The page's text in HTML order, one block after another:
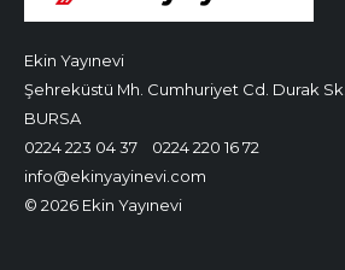
Ekin Yayınevi
Şehreküstü Mh. Cumhuriyet Cd. Durak
BURSA
0224 223 04 37
0224 220 16 72
info@ekinyayinevi.com
© 2026 Ekin Yayınevi